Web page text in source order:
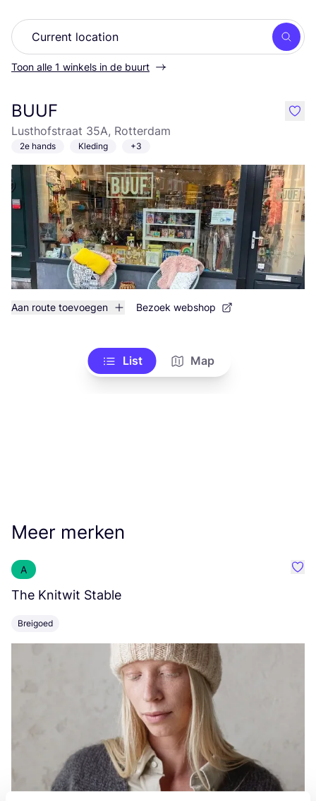
Zoek
Toon alle 1 winkels in de buurt
BUUF
Lusthofstraat 35A, Rotterdam
2e hands Kleding +3
Aan route toevoegen Bezoek webshop
like
List Map
Meer merken
A
The Knitwit Stable
Breigoed